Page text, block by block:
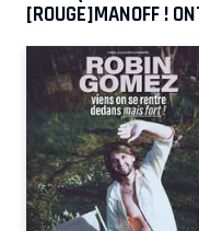
[ROUGE]MANOFF !